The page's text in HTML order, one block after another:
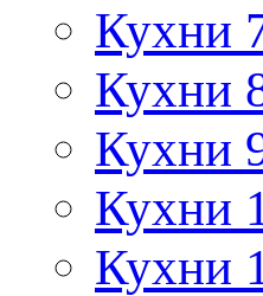
Кухни
Кухни
Кухни
Кухни
Кухни